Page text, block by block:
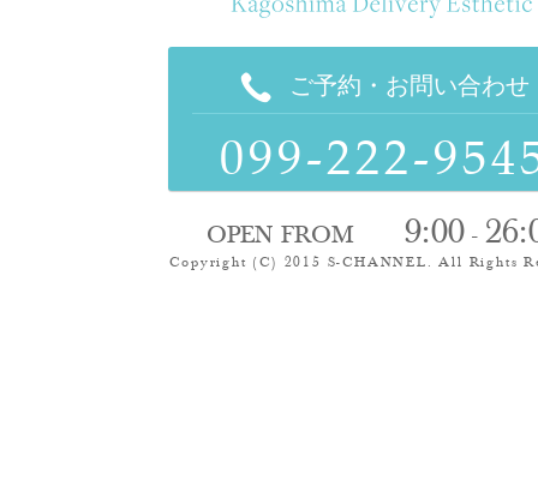
ご予約・お問い合わせ
099-222-
OPEN FROM 9:00 -
Copyright (C) 2015 S-CHANNEL. All Rights